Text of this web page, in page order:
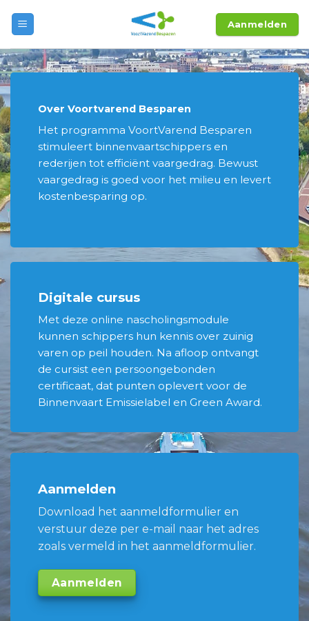
Aanmelden
Over Voortvarend Besparen
Het programma VoortVarend Besparen
stimuleert binnenvaartschippers en
rederijen tot efficiënt vaargedrag. Bewust
vaargedrag is goed voor het milieu en levert
kostenbesparing op.
Digitale cursus
Met deze online nascholingsmodule
kunnen schippers hun kennis over zuinig
varen op peil houden. Na afloop ontvangt
de cursist een persoongebonden
certificaat, dat punten oplevert voor de
Binnenvaart Emissielabel en Green Award.
Aanmelden
Download het aanmeldformulier en
verstuur deze per e-mail naar het adres
zoals vermeld in het aanmeldformulier.
Aanmelden